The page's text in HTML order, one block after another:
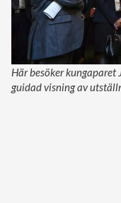
Här besöker kungaparet
guidad visning av